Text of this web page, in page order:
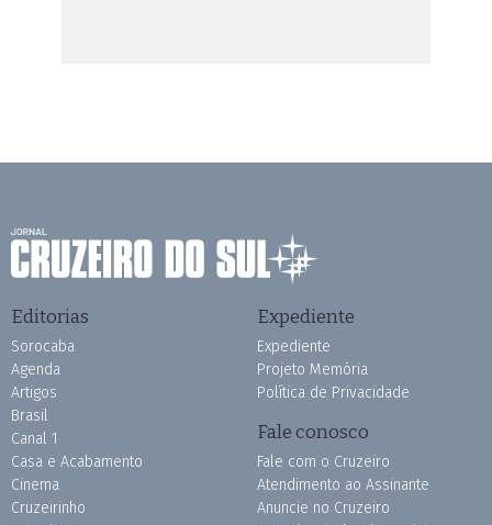
Editorias
Sorocaba
Agenda
Artigos
Brasil
Canal 1
Casa e Acabamento
Cinema
Cruzeirinho
Expediente
Expediente
Projeto Memória
Política de Privacidade
Fale conosco
Fale com o Cruzeiro
Atendimento ao Assinante
Anuncie no Cruzeiro